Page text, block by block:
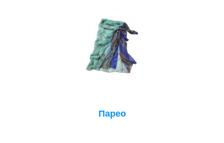
Парео